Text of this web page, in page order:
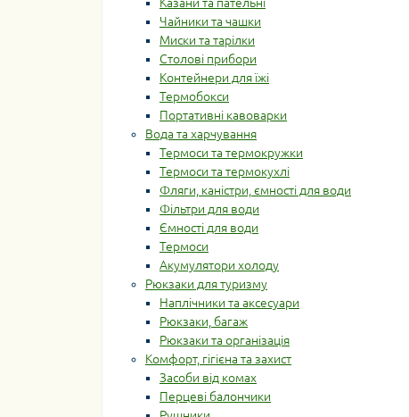
Чайники та чашки
Миски та тарілки
Столові прибори
Контейнери для їжі
Термобокси
Портативні кавоварки
Вода та харчування
Термоси та термокружки
Термоси та термокухлі
Фляги, каністри, ємності для води
Фільтри для води
Ємності для води
Термоси
Акумулятори холоду
Рюкзаки для туризму
Наплічники та аксесуари
Рюкзаки, багаж
Рюкзаки та організація
Комфорт, гігієна та захист
Засоби від комах
Перцеві балончики